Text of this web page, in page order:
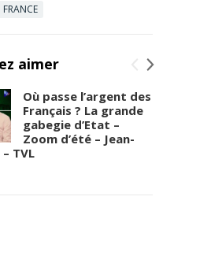
FRANCE
aimer
Où passe l’argent des
Français ? La grande
gabegie d’Etat –
Zoom d’été – Jean-
TVL